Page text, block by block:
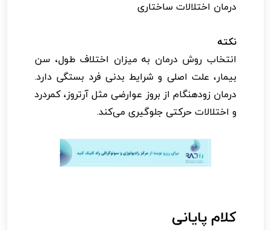
درمان اختلالات ساختاری
نکته
انتخاب روش درمان به میزان اختلاف طول، سن
بیمار، علت اصلی و شرایط بدنی فرد بستگی دارد.
درمان زودهنگام از بروز عوارضی مثل آرتروز، کمردرد
و اختلالات حرکتی جلوگیری می‌کند.
کلام پایانی